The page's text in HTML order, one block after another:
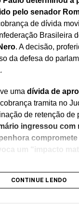
pelo senador
de dívida
Brasileira
. A decisão,
da defesa do
uma dívida de
tramita no
de retenção de
ingressou com
um “impacto
à Justiça,
que a
CONTINUE LENDO